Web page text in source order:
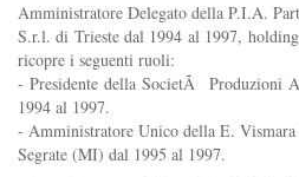
Amministratore Delegato della P.I.A.
S.r.l. di Trieste dal 1994 al 1997,
ricopre i seguenti ruoli:
- Presidente della SocietÃ Produzioni
1994 al 1997.
- Amministratore Unico della E.
Segrate (MI) dal 1995 al 1997.